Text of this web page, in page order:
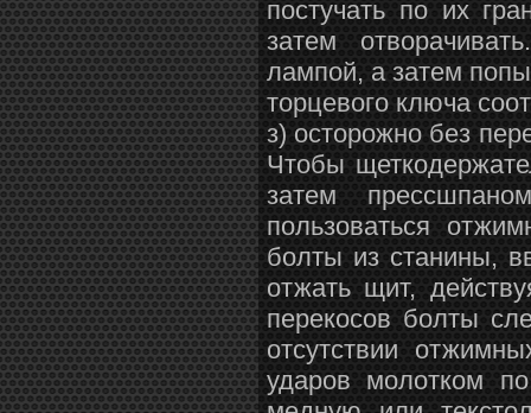
постучать по их
затем
лампой, а затем
торцевого ключа
з) осторожно без
Чтобы
затем
пользоваться
болты из станины,
отжать щит,
перекосов болты
отсутствии
ударов молотком